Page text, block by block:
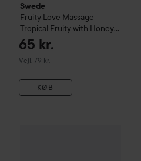
Swede
Fruity Love Massage
Tropical Fruity with Honey
60 ml
65 kr.
Vejl. 79 kr.
Vejledende pris 79 kr.
KØB